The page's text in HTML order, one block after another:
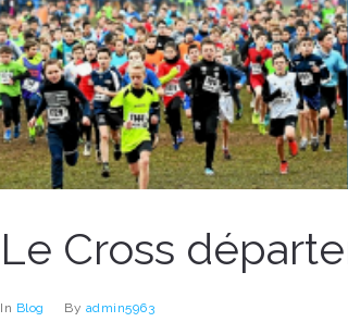
Le Cross
In Blog By admin5963